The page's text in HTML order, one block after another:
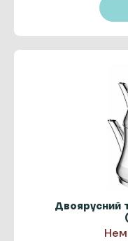
Двоярусний